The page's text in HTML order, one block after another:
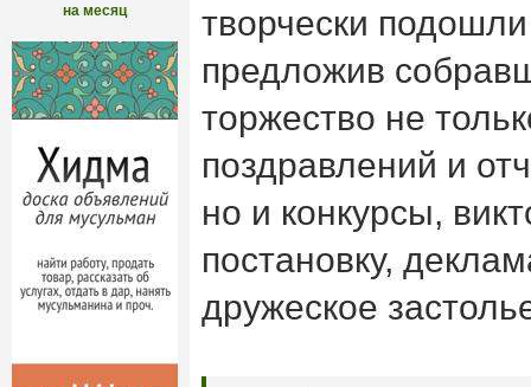
на месяц
творчески
предложив
торжество не
поздравлений и
но и конкурсы,
постановку,
дружеское